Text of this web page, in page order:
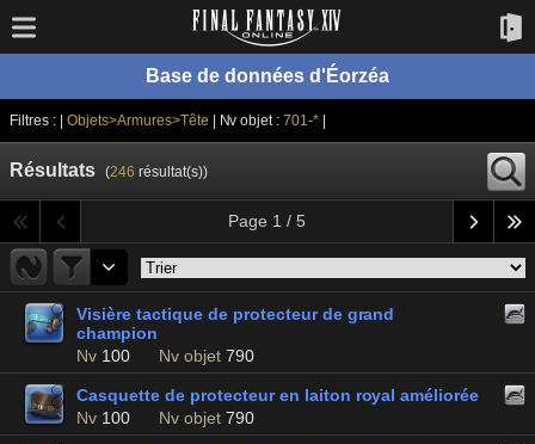
Base de données d'Éorzéa
Filtres : | Objets>Armures>Tête | Nv objet :701-*
Résultats (246 résultat(s))
Page 1 / 5
Visière tactique de protecteur de grand
champion
Nv 100 Nv objet 790
Casquette de protecteur en laiton royal améliorée
Nv 100 Nv objet 790